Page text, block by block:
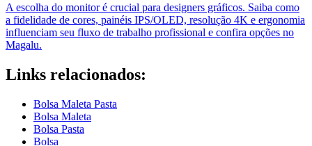
A escolha do monitor é crucial para designers gráficos. Saiba como
a fidelidade de cores, painéis IPS/OLED, resolução 4K e ergonomia
influenciam seu fluxo de trabalho profissional e confira opções no
Magalu.
Links relacionados:
Bolsa Maleta Pasta
Bolsa Maleta
Bolsa Pasta
Bolsa